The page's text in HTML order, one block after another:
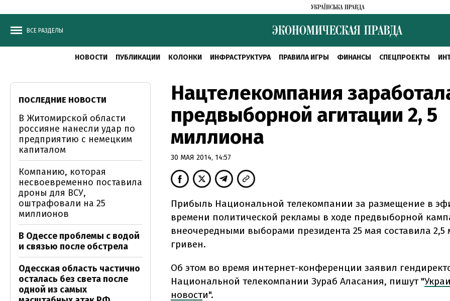
ВСЕ РАЗДЕЛЫ
НОВОСТИ ПУБЛИКАЦИИ КОЛОНКИ ИНФРАСТРУКТУРА ПРАВИЛА ИГРЫ ФИНАНСЫ СПЕЦПРОЕКТЫ
Нацтелекомпания
предвыборной агитации 2, 5
миллиона
30 МАЯ 2014, 14:57
Прибыль Национальной телекомпании за размещение в
времени политической рекламы в ходе предвыборной
внеочередными выборами президента 25 мая составила
гривен.
Об этом во время интернет-конференции заявил
Национальной телекомпании Зураб Аласания, пишут "
новости".
ПОСЛЕДНИЕ НОВОСТИ
В Житомирской области
россияне нанесли удар по
предприятию с немецким
капиталом
Компанию, которая
несвоевременно поставила
дроны для ВСУ,
оштрафовали на 25
миллионов
В Одессе проблемы с водой
и связью после обстрела
Одесская область частично
осталась без света после
одной из самых